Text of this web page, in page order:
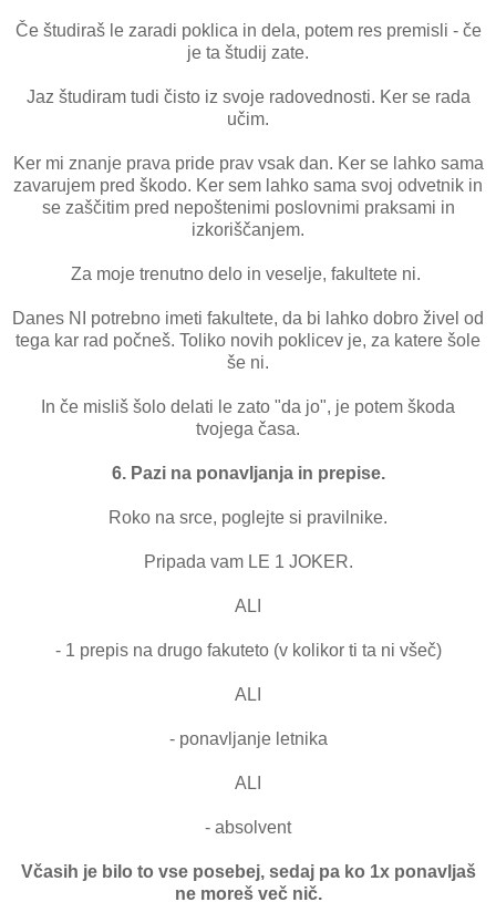
Če študiraš le zaradi poklica in dela, potem res premisli - če
je ta študij zate.
Jaz študiram tudi čisto iz svoje radovednosti. Ker se rada
učim.
Ker mi znanje prava pride prav vsak dan. Ker se lahko sama
zavarujem pred škodo. Ker sem lahko sama svoj odvetnik in
se zaščitim pred nepoštenimi poslovnimi praksami in
izkoriščanjem.
Za moje trenutno delo in veselje, fakultete ni.
Danes NI potrebno imeti fakultete, da bi lahko dobro živel od
tega kar rad počneš. Toliko novih poklicev je, za katere šole
še ni.
In če misliš šolo delati le zato "da jo", je potem škoda
tvojega časa.
6. Pazi na ponavljanja in prepise.
Roko na srce, poglejte si pravilnike.
Pripada vam LE 1 JOKER.
ALI
- 1 prepis na drugo fakuteto (v kolikor ti ta ni všeč)
ALI
- ponavljanje letnika
ALI
- absolvent
Včasih je bilo to vse posebej, sedaj pa ko 1x ponavljaš
ne moreš več nič.